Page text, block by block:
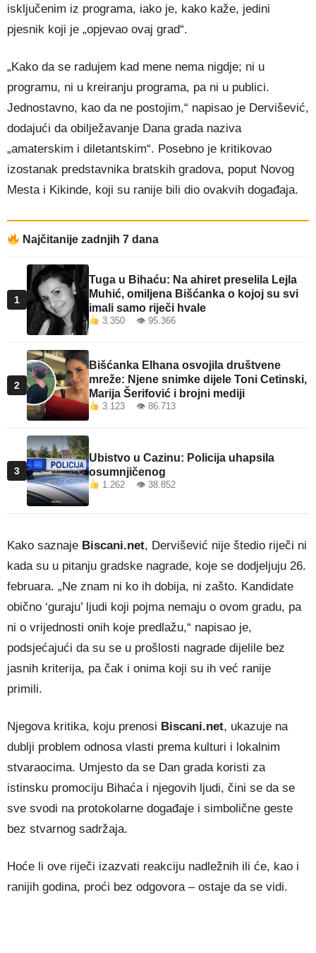
isključenim iz programa, iako je, kako kaže, jedini
pjesnik koji je „opjevao ovaj grad“.
„Kako da se radujem kad mene nema nigdje; ni u
programu, ni u kreiranju programa, pa ni u publici.
Jednostavno, kao da ne postojim,“ napisao je Dervišević,
dodajući da obilježavanje Dana grada naziva
„amaterskim i diletantskim“. Posebno je kritikovao
izostanak predstavnika bratskih gradova, poput Novog
Mesta i Kikinde, koji su ranije bili dio ovakvih događaja.
Najčitanije zadnjih 7 dana
1
Tuga u Bihaću: Na ahiret preselila Lejla
Muhić, omiljena Bišćanka o kojoj su svi
imali samo riječi hvale
3.350 👁 95.366
2
Bišćanka Elhana osvojila društvene
mreže: Njene snimke dijele Toni Cetinski,
Marija Šerifović i brojni mediji
3.123 👁 86.713
3
Ubistvo u Cazinu: Policija uhapsila
osumnjičenog
1.262 👁 38.852
Kako saznaje Biscani.net, Dervišević nije štedio riječi ni
kada su u pitanju gradske nagrade, koje se dodjeljuju 26.
februara. „Ne znam ni ko ih dobija, ni zašto. Kandidate
obično ‘guraju’ ljudi koji pojma nemaju o ovom gradu, pa
ni o vrijednosti onih koje predlažu,“ napisao je,
podsjećajući da su se u prošlosti nagrade dijelile bez
jasnih kriterija, pa čak i onima koji su ih već ranije
primili.
Njegova kritika, koju prenosi Biscani.net, ukazuje na
dublji problem odnosa vlasti prema kulturi i lokalnim
stvaraocima. Umjesto da se Dan grada koristi za
istinsku promociju Bihaća i njegovih ljudi, čini se da se
sve svodi na protokolarne događaje i simbolične geste
bez stvarnog sadržaja.
Hoće li ove riječi izazvati reakciju nadležnih ili će, kao i
ranijih godina, proći bez odgovora – ostaje da se vidi.